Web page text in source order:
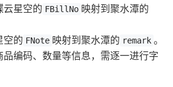
云星空的 FBillNo 映射到聚水潭的
空的 FNote 映射到聚水潭的 remark 。
品编码、数量等信息，需逐一进行字